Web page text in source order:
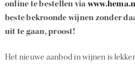
online te bestellen via
beste bekroonde wijnen zonder
uit tegaan, proost!
Het nieuwe aanbod in wijnen is